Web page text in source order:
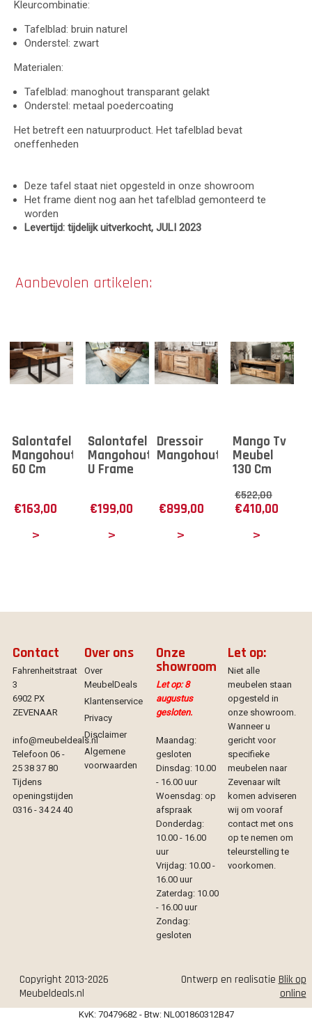
Kleurcombinatie:
Tafelblad: bruin naturel
Onderstel: zwart
Materialen:
Tafelblad: manoghout transparant gelakt
Onderstel: metaal poedercoating
Het betreft een natuurproduct. Het tafelblad bevat
oneffenheden
Deze tafel staat niet opgesteld in onze showroom
Het frame dient nog aan het tafelblad gemonteerd te
worden
Levertijd: tijdelijk uitverkocht, JULI 2023
Aanbevolen artikelen:
Salontafel
Mangohout
60 Cm
€163,00
Salontafel
Mangohout
U Frame
€199,00
Dressoir
Mangohout
€899,00
Mango Tv
Meubel
130 Cm
€522,00
€410,00
Contact
Fahrenheitstraat
3
6902 PX
ZEVENAAR
info@meubeldeals.nl
Telefoon 06 -
25 38 37 80
Tijdens
openingstijden
0316 - 34 24 40
Over ons
Over
MeubelDeals
Klantenservice
Privacy
Disclaimer
Algemene
voorwaarden
Onze
showroom
Let op: 8
augustus
gesloten.
Maandag:
gesloten
Dinsdag: 10.00
- 16.00 uur
Woensdag: op
afspraak
Donderdag:
10.00 - 16.00
uur
Vrijdag: 10.00 -
16.00 uur
Zaterdag: 10.00
- 16.00 uur
Zondag:
gesloten
Let op:
Niet alle
meubelen staan
opgesteld in
onze showroom.
Wanneer u
gericht voor
specifieke
meubelen naar
Zevenaar wilt
komen adviseren
wij om vooraf
contact met ons
op te nemen om
teleurstelling te
voorkomen.
Copyright 2013-2026
Meubeldeals.nl
Ontwerp en realisatie Blik op
online
KvK: 70479682 - Btw: NL001860312B47